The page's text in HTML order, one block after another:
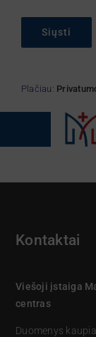
Siųsti
Plačiau:
Kontaktai
Viešoji įstaiga
centras
Duomenys